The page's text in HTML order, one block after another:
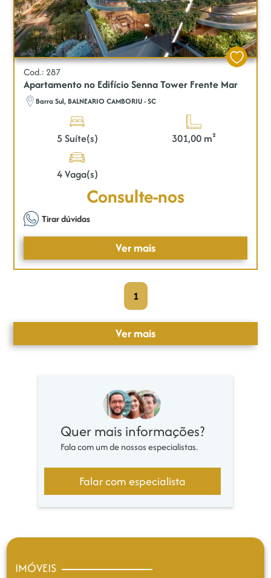
Cod.: 287
Apartamento no Edifício Senna Tower Frente Mar
Barra Sul, BALNEARIO CAMBORIU - SC
5 Suíte(s) 301,00 m²
4 Vaga(s)
Consulte-nos
Tirar dúvidas
Ver mais
1
Ver mais
Quer mais informações?
Fala com um de nossos especialistas.
Falar com especialista
IMÓVEIS